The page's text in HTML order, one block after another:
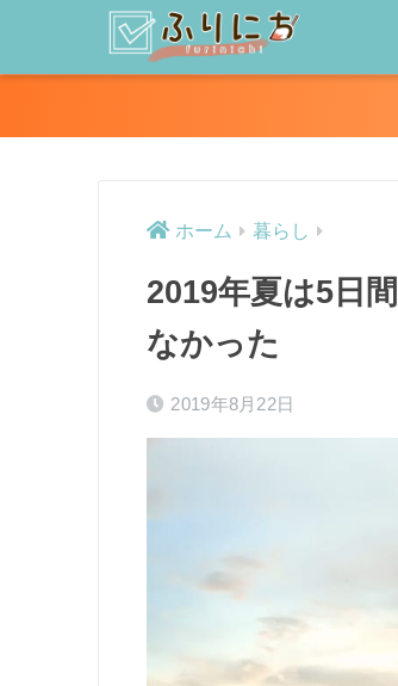
ホーム 暮らし
2019年夏は5日
なかった
2019年8月22日